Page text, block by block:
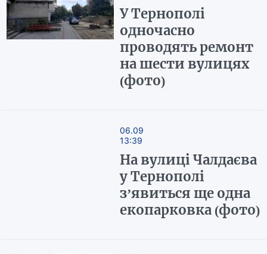
У Тернополі
одночасно
проводять ремонт
на шести вулицях
(фото)
06.09
13:39
На вулиці Чалдаєва
у Тернополі
з’явиться ще одна
екопарковка (фото)